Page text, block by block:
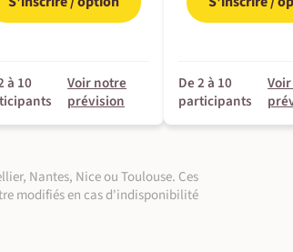
à 10
Voir notre
prévision
De 2 à 10
participants
Nantes, Nice ou Toulouse. Ces
modifiés en cas d'indisponibilité